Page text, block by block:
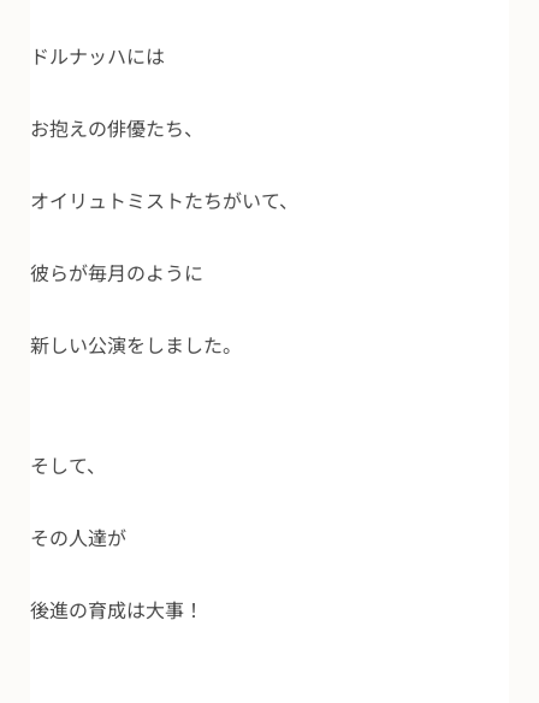
ドルナッハには
お抱えの俳優たち、
オイリュトミストたちがいて、
彼らが毎月のように
新しい公演をしました。
そして、
その人達が
後進の育成は大事！